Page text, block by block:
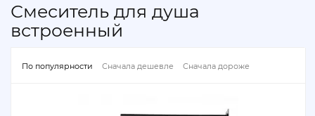
Смеситель для душа
встроенный
По популярности Сначала дешевле Сначала дороже